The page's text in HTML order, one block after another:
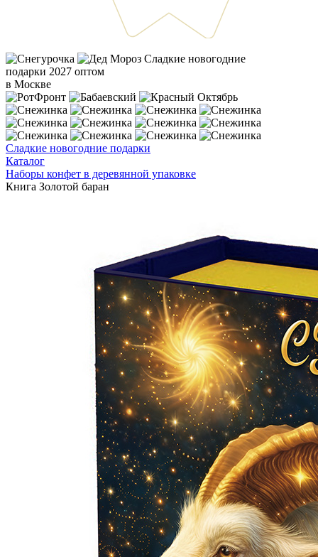
Сладкие новогодние
подарки 2027 оптом
в Москве
Сладкие новогодние подарки
Каталог
Наборы конфет в деревянной упаковке
Книга Золотой баран